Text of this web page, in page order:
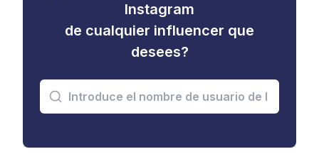
Instagram
de cualquier influencer que
desees?